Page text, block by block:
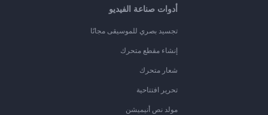
أدوات صناعة الفيديو
تجسيد بصري للموسيقى مجانًا
إنشاء مقطع متحرك
شعار متحرك
تحرير افتتاحية
مولد نص أنيميشن